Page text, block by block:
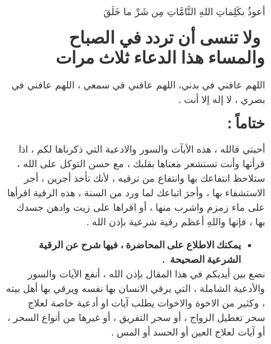
أعوذُ بكَلِماتِ اللهِ التَّامَّاتِ مِن شَرِّ ما خَلَقَ
ولا تنسى أن تردد في الصباح
والمساء هذا الدعاء ثلاث مرات
اللهم عافني في بدني، اللهم عافني في سمعي ، اللهم عافني في
بصري ، لا إله إلا أنت .
ختاماً :
أحبتي فالله ، هذه الأيآت والسور والادعية التي ذكرناها لكم ، اذا
قرأتها وأنت تستشعر معناها بقلبك ، مع حسن التوكل على الله ،
ستلاحظ انتفاعك بها وانتفاع من ترقيه ، لأنك تأخذ أجرين ، أجر
الاستشفاء بها ، وأجرَ اتباعك لما ورد من السنة ، هذه الرقية اقرأها
على ماء زمزم واشرب منها ، أو اقراها على زيت وادهن جسدك
بها ، فإنها واللهِ أعظم رقية شرعية بإذن الله .
يمكنك الاطلاع على المحاضرة ، فيها شرح عن الرقية
الشرعية الصحيحة .
نضع بين أيديكم في هذا المقال بإذن الله ، أنفع الآيات والسور
والأدعية الشاملة ، التي يرقي الانسان بها نفسه ويرقي بها أهل بيته
، وكثير من الاخوة والاخوات يطلب آيات او أدعية خاصة لعلاج
سحر تعطيل الزواج ، أو سحر التفريق ، أو غيرها من أنواع السحر ،
أو آيات لعلاج العين أو الحسد أو المس .